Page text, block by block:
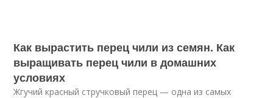
Как вырастить перец чили из семян. Как
выращивать перец чили в домашних
условиях
Жгучий красный стручковый перец — одна из самых